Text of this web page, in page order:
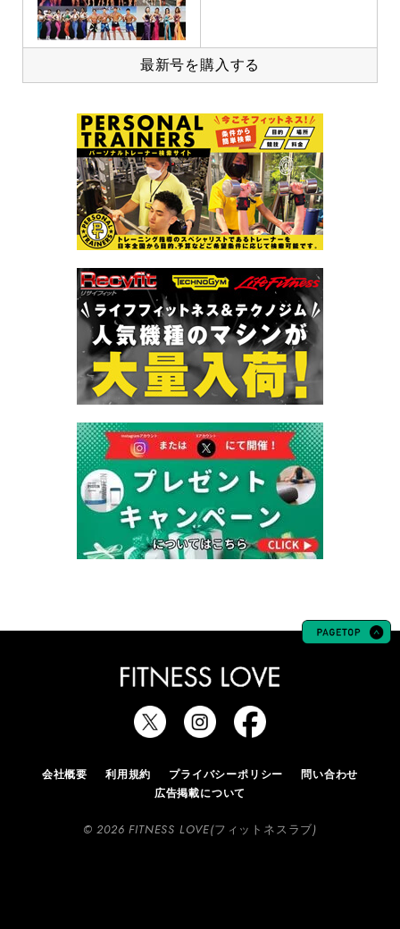
最新号を購入する
会社概要 利用規約 プライバシーポリシー
問い合わせ
広告掲載について
© 2026 FITNESS LOVE(フィットネスラブ)